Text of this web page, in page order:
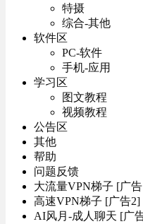
特摄
综合-其他
软件区
PC-软件
手机-应用
学习区
图文教程
视频教程
公告区
其他
帮助
问题反馈
大流量VPN梯子 [广
高速VPN梯子 [广告2]
AI风月-成人聊天 [广